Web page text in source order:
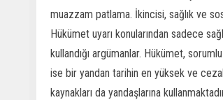
muazzam patlama. İkincisi, sağlık ve
Hükümet uyarı konularından sadece
kullandığı argümanlar. Hükümet,
ise bir yandan tarihin en yüksek ve
kaynakları da yandaşlarına